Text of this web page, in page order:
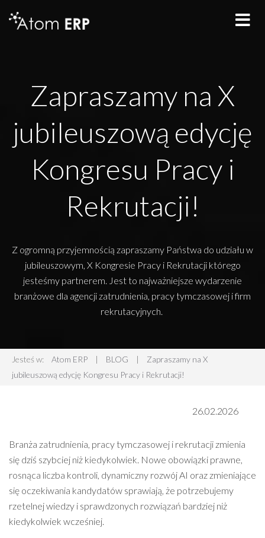
Zapraszamy na X
jubileuszową edycję
Kongresu Pracy i
Rekrutacji!
Z ogromną przyjemnością zapraszamy Państwa do udziału w
jubileuszowym, X Kongresie Pracy i Rekrutacji którego
jesteśmy partnerem. Jest to najważniejsze wydarzenie
branżowe dla agencji zatrudnienia, pracy tymczasowej i firm
rekrutacyjnych.
Jesteś w: Atom ERP | BLOG |
Zapraszamy na X
jubileuszową edycję Kongresu Pracy i Rekrutacji!
26.02.2026
Branża zatrudnienia, pracy tymczasowej i rekrutacji zmienia
się dziś szybciej niż kiedykolwiek. Nowe obowiązki prawne,
rosnąca liczba kontroli, dynamiczny rozwój AI oraz zmieniające
się oczekiwania kandydatów sprawiają, że potrzebujemy
rzetelnej wiedzy i sprawdzonych rozwiązań bardziej niż
kiedykolwiek wcześniej.